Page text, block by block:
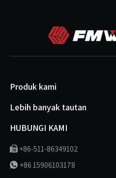
Produk kami
Lebih banyak tautan
HUBUNGI KAMI
 +86-511-86349102
 +86 15906103178